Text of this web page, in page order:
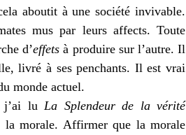
aboutit à une société invivable.
mus par leurs affects. Toute
d’effets à produire sur l’autre. Il
livré à ses penchants. Il est vrai
monde actuel.
j’ai lu La Splendeur de la vérité
la morale. Affirmer que la morale